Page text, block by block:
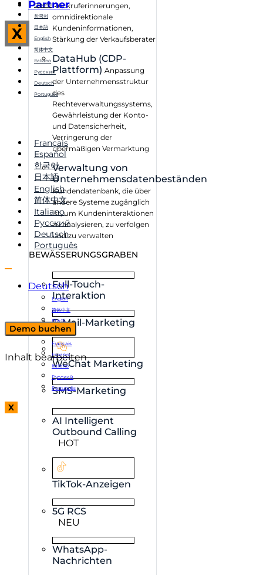
Rückruferinnerungen,
omnidirektionale
Kundeninformationen,
Stärkung der Verkaufsberater
DataHub (CDP-
Plattform) Anpassung
der Unternehmensstruktur
des
Rechteverwaltungssystems,
Gewährleistung der Konto-
und Datensicherheit,
Verringerung der
übermäßigen Vermarktung
Verwaltung von
Unternehmensdatenbeständen
Kundendatenbank, die über
andere Systeme zugänglich
ist, um Kundeninteraktionen
zu analysieren, zu verfolgen
und zu verwalten
BEWÄSSERUNGSGRABEN
Full-Touch-
Interaktion
E-Mail-Marketing
WeChat Marketing
SMS-Marketing
AI Intelligent
Outbound Calling
HOT
TikTok-Anzeigen
5G RCS
NEU
WhatsApp-
Nachrichten
Partner
X
Español
한국어
日本語
English
简体中文
Italiano
Русский
Deutsch
Português
Français
Español
한국어
日本語
English
简体中文
Italiano
Русский
Deutsch
Português
Deutsch
English
简体中文
日本語
한국어
Français
Español
Italiano
Русский
Português
X
Demo buchen
Inhalt bearbeiten